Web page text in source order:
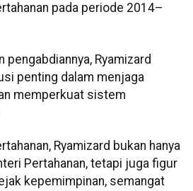
pada periode 2014–
pengabdiannya, Ryamizard
penting dalam menjaga
memperkuat sistem
Ryamizard bukan hanya
Pertahanan, tetapi juga figur
kepemimpinan, semangat